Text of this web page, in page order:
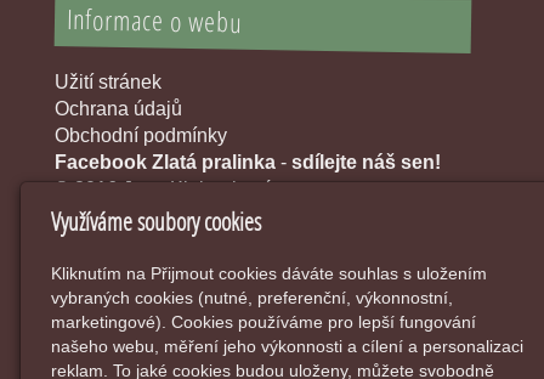
Informace o webu
Užití stránek
Ochrana údajů
Obchodní podmínky
Facebook Zlatá pralinka - sdílejte náš sen!
© 2016 Jana Klobouková
Využíváme soubory cookies
Kliknutím na Přijmout cookies dáváte souhlas s uložením
vybraných cookies (nutné, preferenční, výkonnostní,
marketingové). Cookies používáme pro lepší fungování
našeho webu, měření jeho výkonnosti a cílení a personalizaci
reklam. To jaké cookies budou uloženy, můžete svobodně